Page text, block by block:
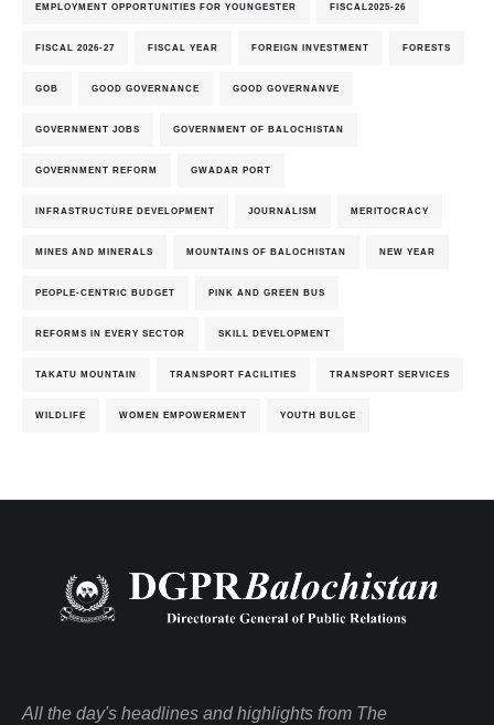
EMPLOYMENT OPPORTUNITIES FOR YOUNGESTER FISCAL2025-26
FISCAL 2026-27 FISCAL YEAR FOREIGN INVESTMENT FORESTS
GOB GOOD GOVERNANCE GOOD GOVERNANVE
GOVERNMENT JOBS GOVERNMENT OF BALOCHISTAN
GOVERNMENT REFORM GWADAR PORT
INFRASTRUCTURE DEVELOPMENT JOURNALISM MERITOCRACY
MINES AND MINERALS MOUNTAINS OF BALOCHISTAN NEW YEAR
PEOPLE-CENTRIC BUDGET PINK AND GREEN BUS
REFORMS IN EVERY SECTOR SKILL DEVELOPMENT
TAKATU MOUNTAIN TRANSPORT FACILITIES TRANSPORT SERVICES
WILDLIFE WOMEN EMPOWERMENT YOUTH BULGE
All the day's headlines and highlights from The